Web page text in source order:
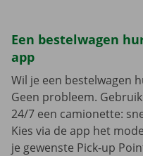
Een bestelwagen
app
Wil je een bestelwagen
Geen probleem.
24/7 een camionette:
Kies via de app het
je gewenste Pick-up